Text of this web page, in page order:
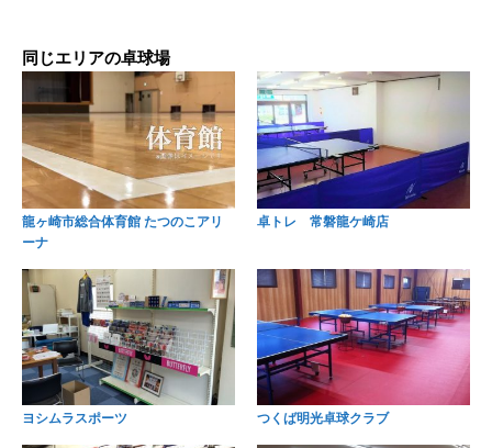
同じエリアの卓球場
龍ヶ崎市総合体育館 たつのこアリ
ーナ
卓トレ 常磐龍ケ崎店
ヨシムラスポーツ つくば明光卓球クラブ